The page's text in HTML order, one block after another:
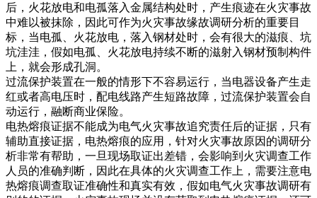
后，火花放电和电孤落入金属结构处时，产生痕迹在火灾事故
中难以被抹除，因此可作为火灾事故缘故调研分析的重要目
标，当电孤、火花放电，落入钢材处时，会有很大的滋痕、坑
坑洼洼，假如电孤、火花放电持续不断的滋射入钢材预制构件
上，就会形成孔洞。
过流保护装置在一般的情形下不容易运行，当电器设备产生走
红或者高电压时，配电线路产生短路故障，过流保护装置会自
动运行，融断商业保险。
电热熔痕证据不能成为电气火灾事故追究责任后的证据，只有
辅助直接证据，电热熔痕的应用，针对火灾事故原因的调研分
析非常有帮助，一旦现场取证出差错，会影响到火灾调查工作
人员的准确判断，因此在具体的火灾调查工作上，需要注意电
热熔痕调查取证准确性和真实有效，假如电气火灾事故调研有